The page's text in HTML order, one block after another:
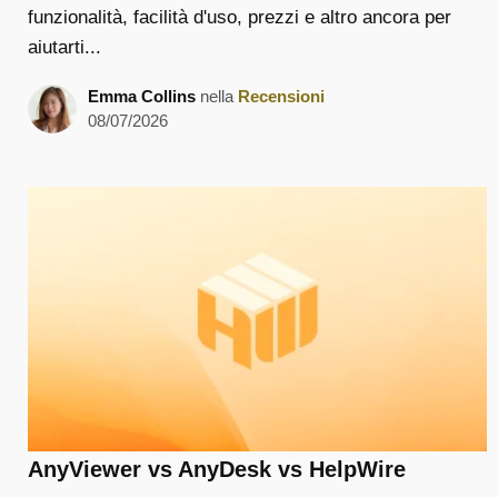
funzionalità, facilità d'uso, prezzi e altro ancora per
aiutarti...
Emma Collins nella Recensioni
08/07/2026
AnyViewer vs AnyDesk vs HelpWire